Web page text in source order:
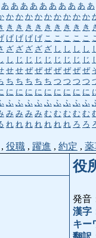
あ あ あ あ あ あ あ あ あ あ
か か か か か か か か か
き き き き き き き き き
げ げ げ げ こ こ こ こ こ
ざ ざ ざ ざ ざ し し し し
し じ じ じ じ じ じ じ じ
せ せ ぜ ぜ ぜ ぜ ぜ ぜ ぜ
ち ち ち ち ち つ つ つ つ
に に に に に に に に に
ふ ふ ふ ふ ふ ふ ふ ふ ふ
み み み み む む む む む
れ れ れ れ れ れ れ ろ ろ
, 役職 , 躍進 , 約定 , 薬
役
発音
漢字
キー